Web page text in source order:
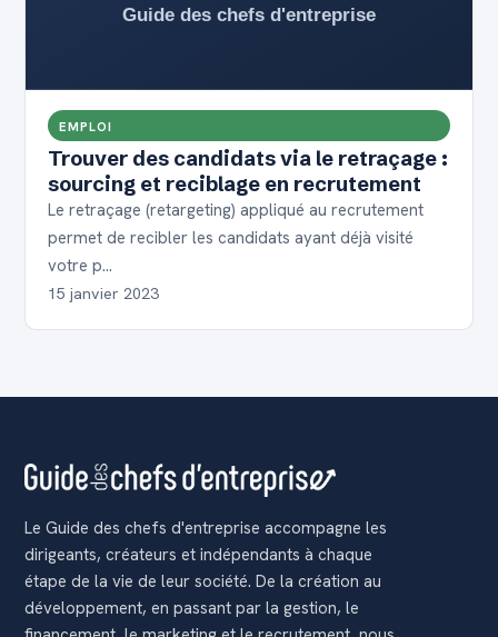
EMPLOI
Trouver des candidats via le retraçage :
sourcing et reciblage en recrutement
Le retraçage (retargeting) appliqué au recrutement
permet de recibler les candidats ayant déjà visité
votre p…
15 janvier 2023
Le Guide des chefs d'entreprise accompagne les
dirigeants, créateurs et indépendants à chaque
étape de la vie de leur société. De la création au
développement, en passant par la gestion, le